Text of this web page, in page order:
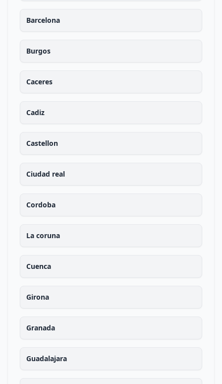
Barcelona
Burgos
Caceres
Cadiz
Castellon
Ciudad real
Cordoba
La coruna
Cuenca
Girona
Granada
Guadalajara